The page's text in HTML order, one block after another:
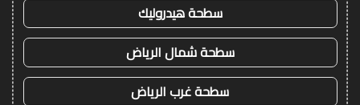
سطحة هيدروليك
سطحة شمال الرياض
سطحة غرب الرياض